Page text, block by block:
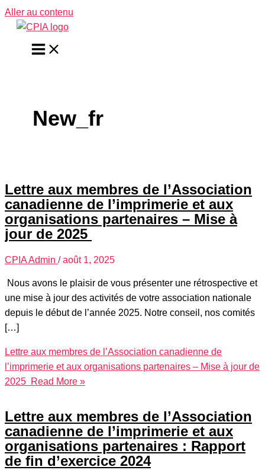
Aller au contenu
New_fr
Lettre aux membres de l’Association
canadienne de l’imprimerie et aux
organisations partenaires – Mise à
jour de 2025
CPIA Admin /août 1, 2025
Nous avons le plaisir de vous présenter une rétrospective et
une mise à jour des activités de votre association nationale
depuis le début de l’année 2025. Notre conseil, nos comités
[…]
Lettre aux membres de l’Association canadienne de
l’imprimerie et aux organisations partenaires – Mise à jour de
2025 Read More »
Lettre aux membres de l’Association
canadienne de l’imprimerie et aux
organisations partenaires : Rapport
de fin d’exercice 2024